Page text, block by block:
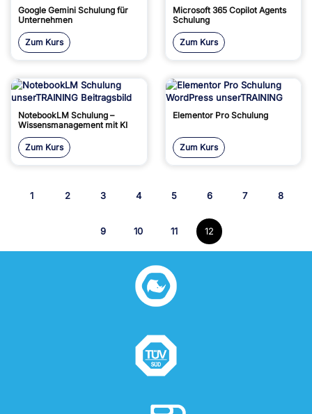
Google Gemini Schulung für
Unternehmen
Zum Kurs
Microsoft 365 Copilot Agents
Schulung
Zum Kurs
NotebookLM Schulung –
Wissensmanagement mit KI
Zum Kurs
Elementor Pro Schulung
Zum Kurs
1 2 3 4 5 6 7 8
9 10 11 12